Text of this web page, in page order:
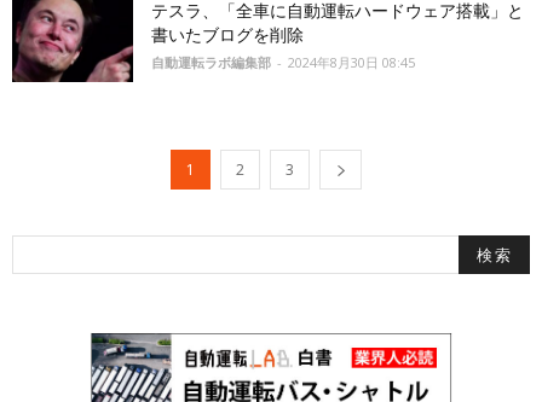
テスラ、「全車に自動運転ハードウェア搭載」と
書いたブログを削除
自動運転ラボ編集部 - 2024年8月30日 08:45
1 2 3